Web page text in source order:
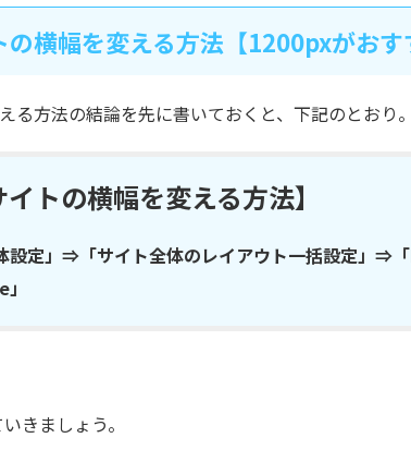
横幅を変える方法【1200pxがおす
る方法の結論を先に書いておくと、下記のとおり。
トの横幅を変える方法】
設定」⇒「サイト全体のレイアウト一括設定」⇒
きましょう。